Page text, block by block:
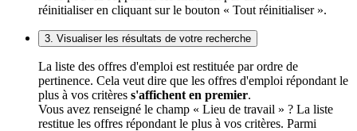
réinitialiser en cliquant sur le bouton « Tout réinitialiser ».
3. Visualiser les résultats de votre recherche
La liste des offres d'emploi est restituée par ordre de
pertinence. Cela veut dire que les offres d'emploi répondant le
plus à vos critères s'affichent en premier.
Vous avez renseigné le champ « Lieu de travail » ? La liste
restitue les offres répondant le plus à vos critères. Parmi